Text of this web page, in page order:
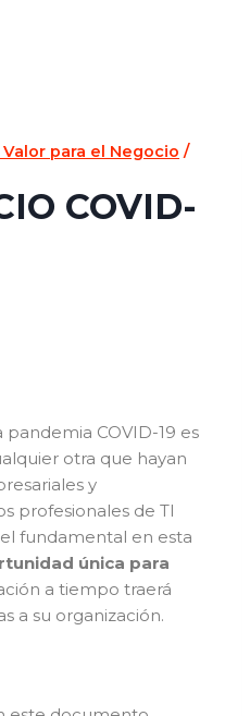
para el Negocio /
COVID-
pandemia COVID-19 es
otra que hayan
y
profesionales de TI
fundamental en esta
única para
a tiempo traerá
a su organización.